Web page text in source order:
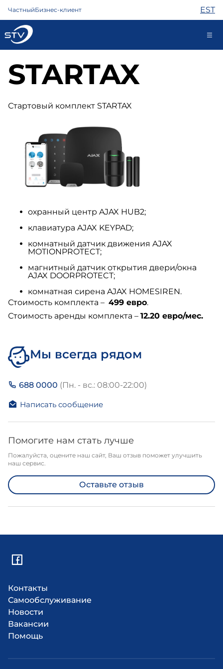
ЧастныйБизнес-клиент EST
688 0000
Самообслуживание
Телефон
Охрана
Помощь
Магазин
Новости
STARTAX
Стартовый комплект STARTAX
охранный центр AJAX HUB2;
клавиатура AJAX KEYPAD;
комнатный датчик движения AJAX
MOTIONPROTECT;
магнитный датчик открытия двери/окна
AJAX DOORPROTECT;
комнатная сирена AJAX HOMESIREN.
Стоимость комплекта – 499 евро.
Стоимость аренды комплекта – 12.20 евро/мес.
Мы всегда рядом
688 0000 (Пн. - вс.: 08:00-22:00)
Написать сообщение
Помогите нам стать лучше
Пожалуйста, оцените наш сайт, Ваш отзыв поможет улучшить
наш сервис.
Оставьте отзыв
Контакты
Самообслуживание
Новости
Вакансии
Помощь